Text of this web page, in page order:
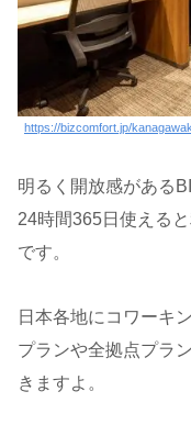
https://bizcomfort.jp/
明るく開放感がある
24時間365日使える
です。
日本各地にコワーキ
プランや全拠点プラ
きますよ。